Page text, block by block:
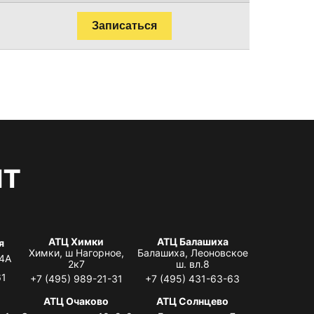
Записаться
АТЦ Химки
Химки, ш Нагорное,
2к7
+7 (495) 989-21-31
АТЦ Балашиха
Балашиха, Леоновское
ш. вл.8
+7 (495) 431-63-63
АТЦ Очаково
АТЦ Солнцево